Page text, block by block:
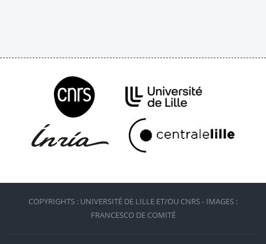
COPYRIGHTS : UNIVERSITÉ DE LILLE ET/OU CNRS - IMAGES :
FRANCESCO DE COMITÉ